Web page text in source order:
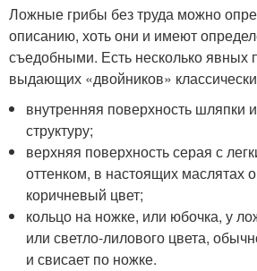
Ложные грибы без труда можно
описанию, хоть они и имеют
съедобными. Есть несколько явных
выдающих «двойников»
внутренняя поверхность шляпки
структуру;
верхняя поверхность серая с
оттенком, в настоящих маслятах
коричневый цвет;
кольцо на ножке, или юбочка, у
или светло-лилового цвета,
и свисает по ножке.